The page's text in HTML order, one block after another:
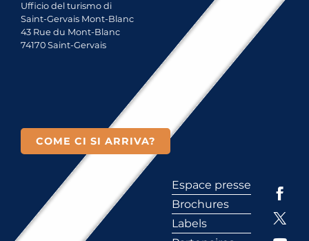
Ufficio del turismo di
Saint-Gervais Mont-Blanc
43 Rue du Mont-Blanc
74170 Saint-Gervais
COME CI SI ARRIVA?
Espace presse
Brochures
Labels